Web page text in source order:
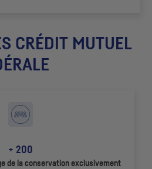
CRÉDIT MUTUEL
+ 200
de la conservation exclusivement